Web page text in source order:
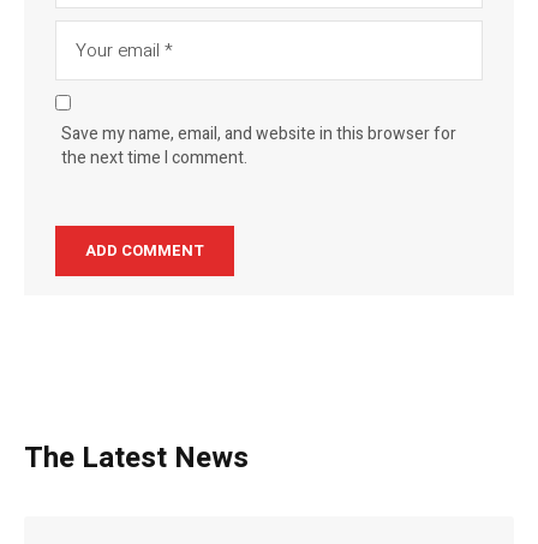
Save my name, email, and website in this browser for
the next time I comment.
The Latest News